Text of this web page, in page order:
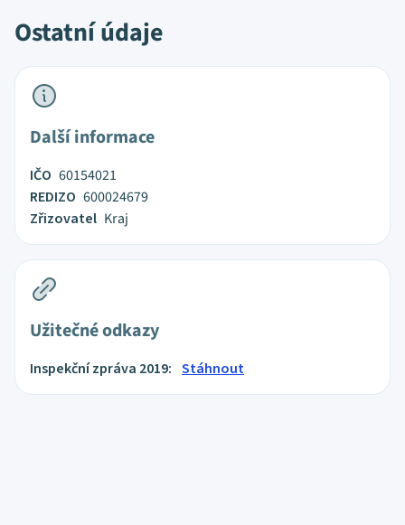
Ostatní údaje
Další informace
IČO 60154021
REDIZO 600024679
Zřizovatel Kraj
Užitečné odkazy
Inspekční zpráva 2019: Stáhnout